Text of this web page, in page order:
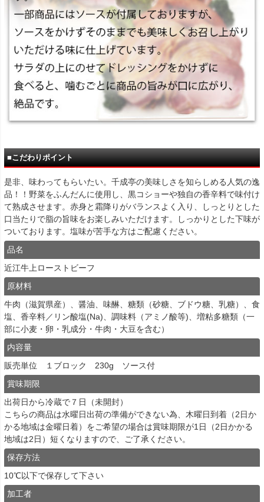
■こだわりポイント
是非、味わってもらいたい。千成亭の美味しさを知らしめる人気の逸
品！！野菜をふんだんに使用し、黒コショーや独自の香辛料で味付け
て熟成させます。赤身と霜降りがバランスよく入り、しっとりとした
口当たりで脂の旨味をお楽しみいただけます。しっかりとした下味が
ついております。塩味が苦手な方はご配慮ください。
品名
近江牛上ローストビーフ
原材料
牛肉（滋賀県産）、醤油、味醂、糖類（砂糖、ブドウ糖、乳糖）、食
塩、香辛料／リン酸塩(Na)、調味料（アミノ酸等)、増粘多糖類（一
部に小麦・卵・乳成分・牛肉・大豆を含む）
内容量
販売単位 １ブロック 230g ソース付
賞味期限
出荷日から冷蔵で７日（未開封）
こちらの商品は水曜日出荷の準備ができない為、木曜日到着（2日か
かる地域は金曜日着）をご希望の場合は賞味期限が1日（2日かかる
地域は2日）短くなりますので、ご了承ください。
保存方法
10℃以下で保存して下さい
加工者